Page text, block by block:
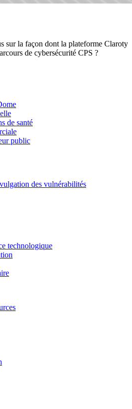
sur la façon dont la plateforme Claroty
de cybersécurité CPS ?
de santé
public
des vulnérabilités
technologique